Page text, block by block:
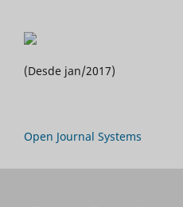
(Desde jan/2017)
Open Journal Systems